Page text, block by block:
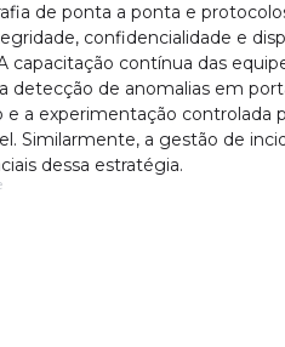
de ponta a ponta e
confidencialidade e
capacitação contínua das
detecção de anomalias em
e a experimentação controlada
Similarmente, a gestão de
dessa estratégia.